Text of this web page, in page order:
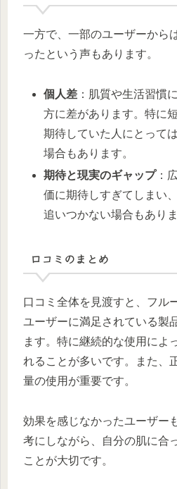
一方で、一部のユーザーから
ったという声もあります。
個人差 ：肌質や生活習慣
方に差があります。特に
期待していた人にとって
場合もあります。
期待と現実のギャップ：
価に期待しすぎてしまい
追いつかない場合もありま
口コミのまとめ
口コミ全体を見渡すと、フル
ユーザーに満足されている製
ます。特に継続的な使用によ
れることが多いです。また、
量の使用が重要です。
効果を感じなかったユーザー
考にしながら、自分の肌に合
ことが大切です。